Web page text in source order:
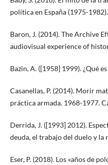
política en España (1975-
Baron, J. (2014). The Archive
audiovisual experience of
Bazin, A. ([1958] 1999). ¿Qué
Casanellas, P. (2014). Morir
práctica armada. 1968-1977.
Derrida, J. ([1993] 2012).
deuda, el trabajo del duelo y
Eser, P. (2018). Los «años de